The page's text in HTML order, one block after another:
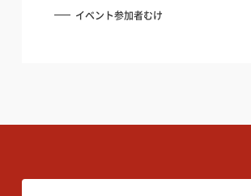
貸したい・シェアしたい方
貸したい・シェアしたい方
イベント参加者むけ